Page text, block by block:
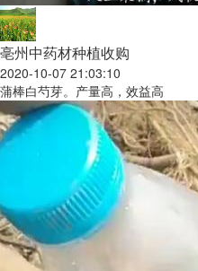
亳州中药材种植收购
2020-10-07 21:03:10
蒲棒白芍芽。产量高，效益高